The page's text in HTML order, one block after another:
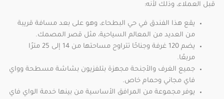
قبل العملاء، وذلك لأنه:
يقع هذا الفندق في حي البطحاء، وهو على بعد مسافة قريبة
من العديد من المعالم السياحية، مثل قصر المصمك.
يضم 120 غرفة وجناحًا تتراوح مساحتها من 14 إلى 25 مترًا
مربعًا.
جميع الغرف والأجنحة مجهزة بتلفزيون بشاشة مسطحة وواي
فاي مجاني وحمام خاص.
يوفر مجموعة من المرافق الأساسية من بينها خدمة الواي فاي